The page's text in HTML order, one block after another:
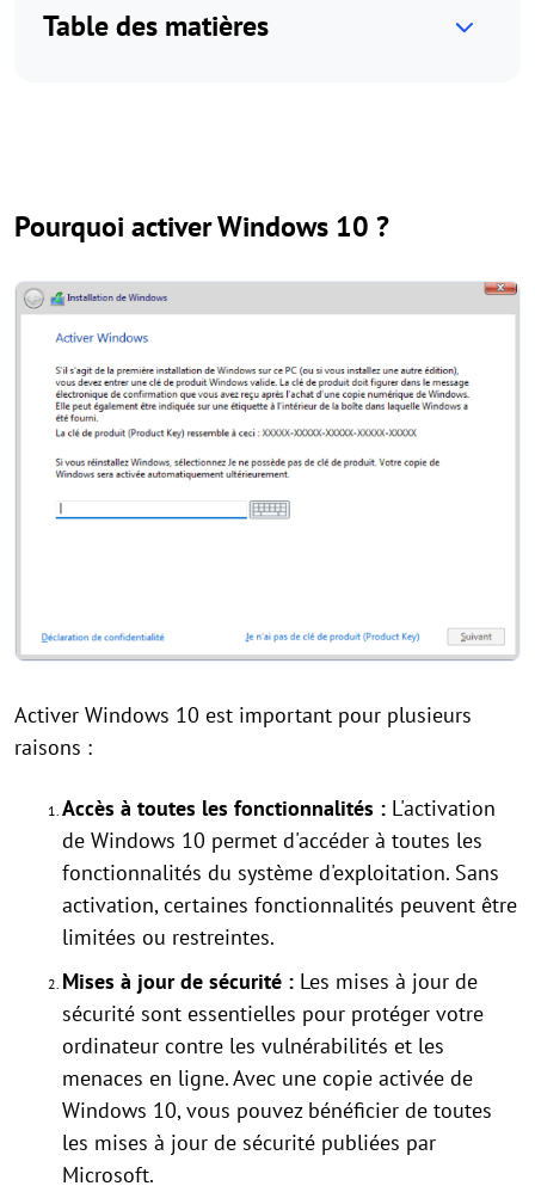
Table des matières
Pourquoi activer Windows 10 ?
Activer Windows 10 est important pour plusieurs
raisons :
Accès à toutes les fonctionnalités : L'activation
de Windows 10 permet d'accéder à toutes les
fonctionnalités du système d'exploitation. Sans
activation, certaines fonctionnalités peuvent être
limitées ou restreintes.
Mises à jour de sécurité : Les mises à jour de
sécurité sont essentielles pour protéger votre
ordinateur contre les vulnérabilités et les
menaces en ligne. Avec une copie activée de
Windows 10, vous pouvez bénéficier de toutes
les mises à jour de sécurité publiées par
Microsoft.